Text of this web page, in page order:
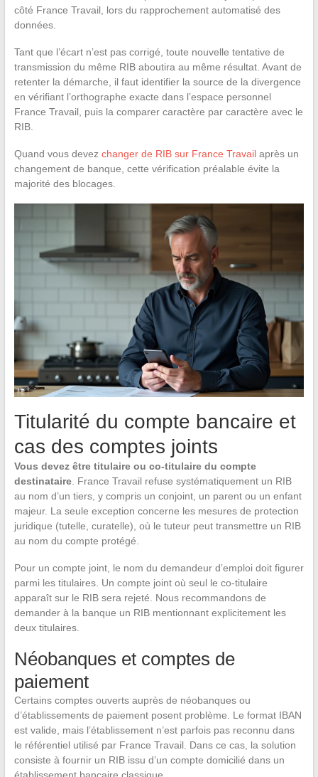
côté France Travail, lors du rapprochement automatisé des
données.
Tant que l’écart n’est pas corrigé, toute nouvelle tentative de
transmission du même RIB aboutira au même résultat. Avant de
retenter la démarche, il faut identifier la source de la divergence
en vérifiant l’orthographe exacte dans l’espace personnel
France Travail, puis la comparer caractère par caractère avec le
RIB.
Quand vous devez changer de RIB sur France Travailaprès un
changement de banque, cette vérification préalable évite la
majorité des blocages.
Titularité du compte bancaire et
cas des comptes joints
Vous devez être titulaire ou co-titulaire du compte
destinataire. France Travail refuse systématiquement un RIB
au nom d’un tiers, y compris un conjoint, un parent ou un enfant
majeur. La seule exception concerne les mesures de protection
juridique (tutelle, curatelle), où le tuteur peut transmettre un RIB
au nom du compte protégé.
Pour un compte joint, le nom du demandeur d’emploi doit figurer
parmi les titulaires. Un compte joint où seul le co-titulaire
apparaît sur le RIB sera rejeté. Nous recommandons de
demander à la banque un RIB mentionnant explicitement les
deux titulaires.
Néobanques et comptes de
paiement
Certains comptes ouverts auprès de néobanques ou
d’établissements de paiement posent problème. Le format IBAN
est valide, mais l’établissement n’est parfois pas reconnu dans
le référentiel utilisé par France Travail. Dans ce cas, la solution
consiste à fournir un RIB issu d’un compte domicilié dans un